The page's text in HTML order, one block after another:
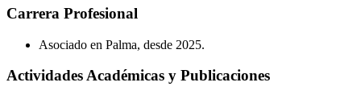
Carrera Profesional
Asociado en Palma, desde 2025.
Actividades Académicas y Publicaciones